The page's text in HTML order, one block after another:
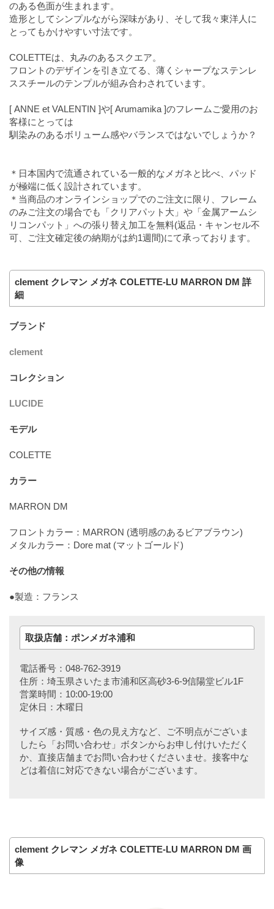
のある色面が生まれます。
造形としてシンプルながら深味があり、そして我々東洋人に
とってもかけやすい寸法です。
COLETTEは、丸みのあるスクエア。
フロントのデザインを引き立てる、薄くシャープなステンレ
ススチールのテンプルが組み合わされています。
[ ANNE et VALENTIN ]や[ Arumamika ]のフレームご愛用のお
客様にとっては
馴染みのあるボリューム感やバランスではないでしょうか？
＊日本国内で流通されている一般的なメガネと比べ、パッド
が極端に低く設計されています。
＊当商品のオンラインショップでのご注文に限り、フレーム
のみご注文の場合でも「クリアパット大」や「金属アームシ
リコンパット」への張り替え加工を無料(返品・キャンセル不
可、ご注文確定後の納期がは約1週間)にて承っております。
clement クレマン メガネ COLETTE-LU MARRON DM 詳
細
ブランド
clement
コレクション
LUCIDE
モデル
COLETTE
カラー
MARRON DM
フロントカラー：MARRON (透明感のあるビアブラウン)
メタルカラー：Dore mat (マットゴールド)
その他の情報
●製造：フランス
取扱店舗：ポンメガネ浦和
電話番号：048-762-3919
住所：埼玉県さいたま市浦和区高砂3-6-9信陽堂ビル1F
営業時間：10:00-19:00
定休日：木曜日
サイズ感・質感・色の見え方など、ご不明点がございま
したら「お問い合わせ」ボタンからお申し付けいただく
か、直接店舗までお問い合わせくださいませ。接客中な
どは着信に対応できない場合がございます。
clement クレマン メガネ COLETTE-LU MARRON DM 画
像